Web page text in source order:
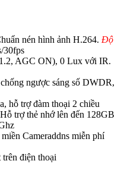
nén hình ảnh H.264. Độ
30fps
AGC ON), 0 Lux với IR.
ngược sáng số DWDR,
hỗ trợ đàm thoại 2 chiều
trợ thẻ nhớ lên đến 128GB
Cameraddns miễn phí
điện thoại